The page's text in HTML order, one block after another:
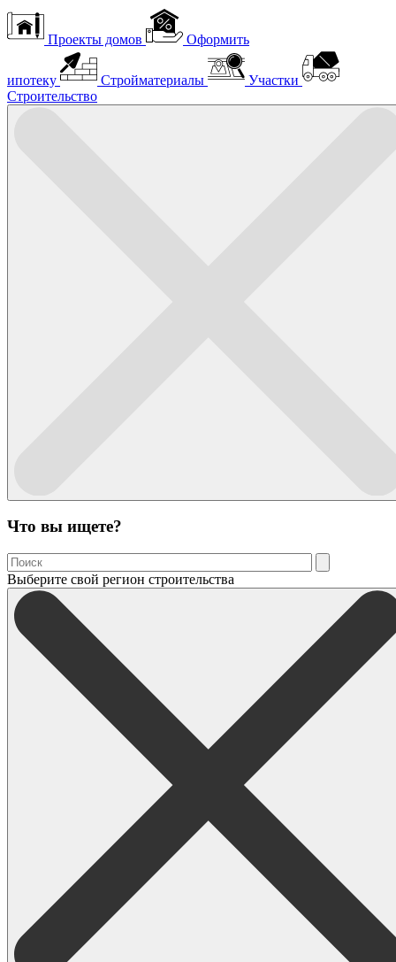
Проекты домов Оформить
ипотеку Стройматериалы
Участки
Строительство
Что вы ищете?
Выберите свой регион строительства